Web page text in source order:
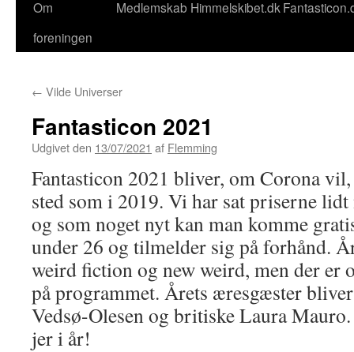
Om
foreningen
Medlemskab Himmelskibet.dk
← Vilde Universer
Fantasticon 2021
Udgivet den 13/07/2021 af Flemming
Fantasticon 2021 bliver, om Corona
sted som i 2019. Vi har sat priserne
og som noget nyt kan man komme
under 26 og tilmelder sig på forhånd.
weird fiction og new weird, men der er
på programmet. Årets æresgæster
Vedsø-Olesen og britiske Laura Mauro.
jer i år!